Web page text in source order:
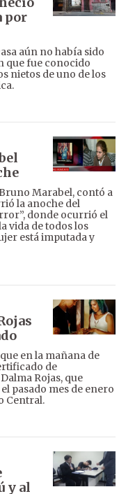
por
aún no había sido
que fue conocido
nietos de uno de los
Marabel, contó a
la anoche del
donde ocurrió el
vida de todos los
está imputada y
en la mañana de
de
Rojas, que
pasado mes de enero
Central.
y al